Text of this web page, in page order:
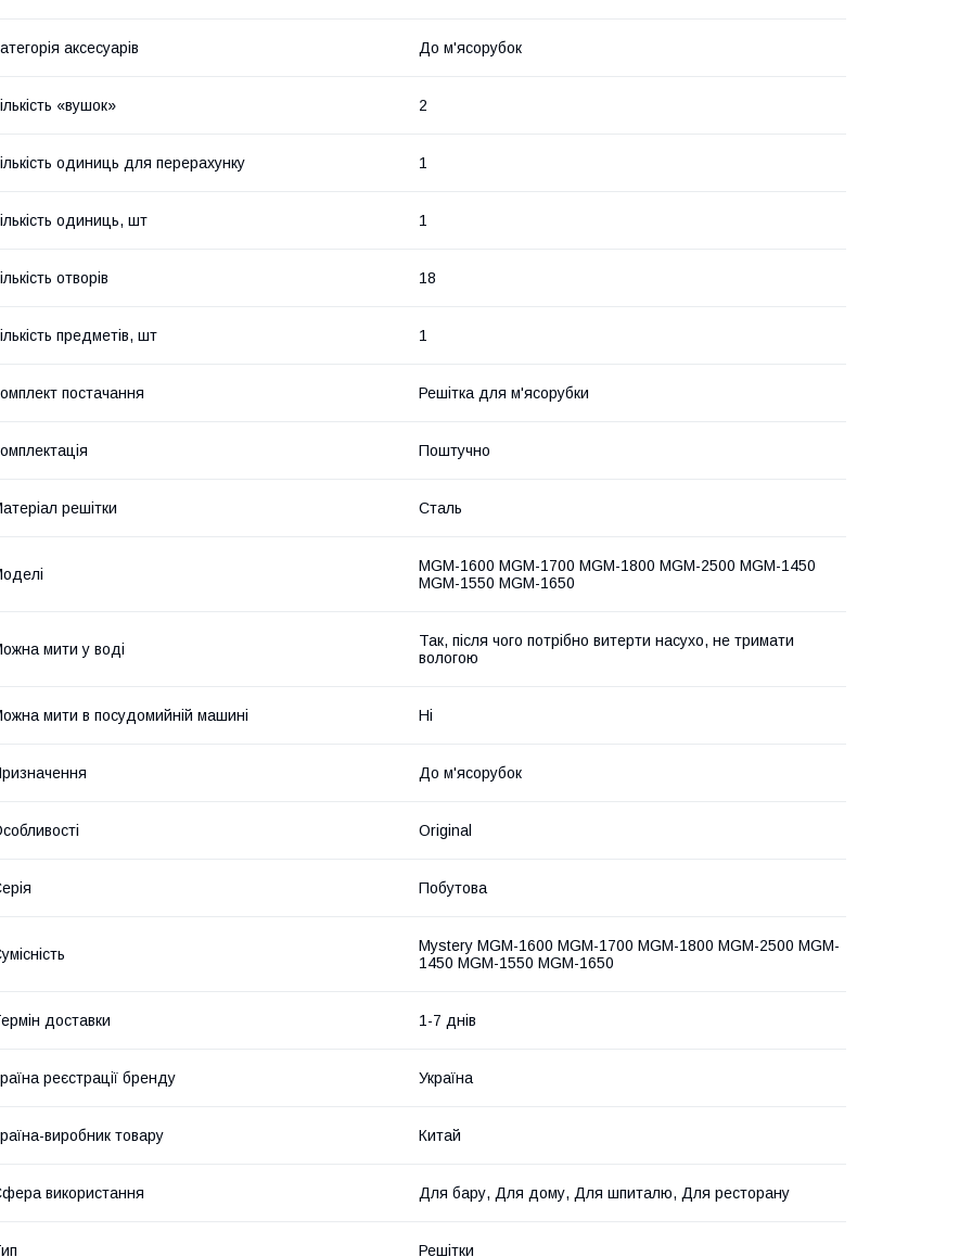
аксесуарів До м'ясорубок
«вушок» 2
одиниць для перерахунку 1
одиниць, шт 1
отворів 18
предметів, шт 1
постачання Решітка для м'ясорубки
Поштучно
решітки Сталь
MGM-1600 MGM-1700 MGM-1800 MGM-2500 MGM-1450
MGM-1550 MGM-1650
мити у воді
Так, після чого потрібно витерти насухо, не тримати
вологою
мити в посудомийній машині Ні
До м'ясорубок
Original
Побутова
Mystery MGM-1600 MGM-1700 MGM-1800 MGM-2500 MGM-
1450 MGM-1550 MGM-1650
доставки 1-7 днів
реєстрації бренду Україна
виробник товару Китай
використання Для бару, Для дому, Для шпиталю, Для ресторану
Решітки